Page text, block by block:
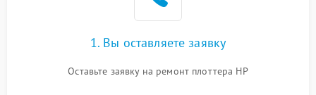
1. Вы оставляете заявку
Оставьте заявку на ремонт плоттера HP